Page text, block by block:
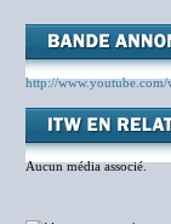
http://
Aucun média associé.